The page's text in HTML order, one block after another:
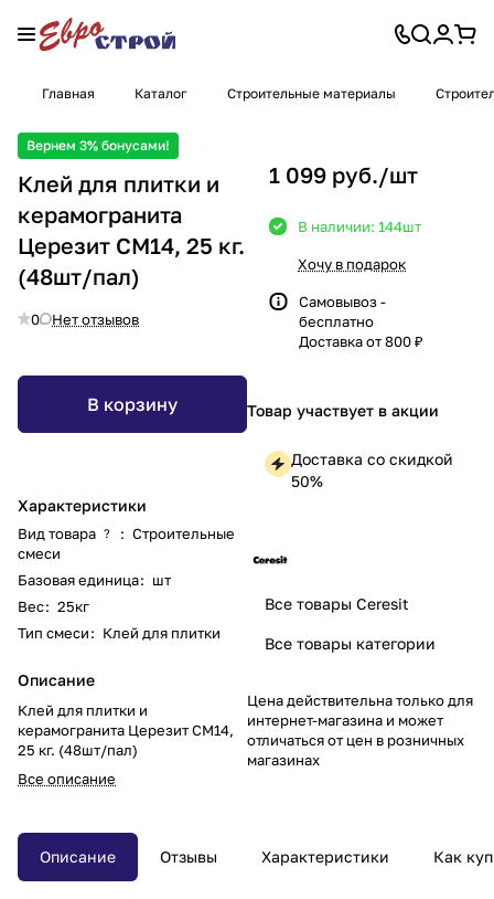
Главная Каталог Строительные материалы
Вернем 3% бонусами!
Клей для плитки и
керамогранита
Церезит СМ14, 25 кг.
(48шт/пал)
0 Нет отзывов
В корзину
Характеристики
Вид товара ? : Строительные
смеси
Базовая единица: шт
Вес: 25кг
Тип смеси: Клей для плитки
Описание
Клей для плитки и
керамогранита Церезит СМ14,
25 кг. (48шт/пал)
Все описание
1 099 руб./шт
В наличии: 144шт
Хочу в подарок
Самовывоз -
бесплатно
Доставка от 800 ₽
Товар участвует в акции
Доставка со скидкой
50%
Все товары Ceresit
Все товары категории
Цена действительна только для
интернет-магазина и может
отличаться от цен в розничных
магазинах
Описание Отзывы Характеристики Как